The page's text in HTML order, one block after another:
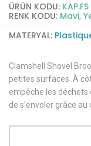
ÜRÜN KODU: KAP.FS
RENK KODU: Mavi,
MATERYAL:
Clamshell Shovel
petites surfaces. À
empêche les déchets
de s'envoler grâce au